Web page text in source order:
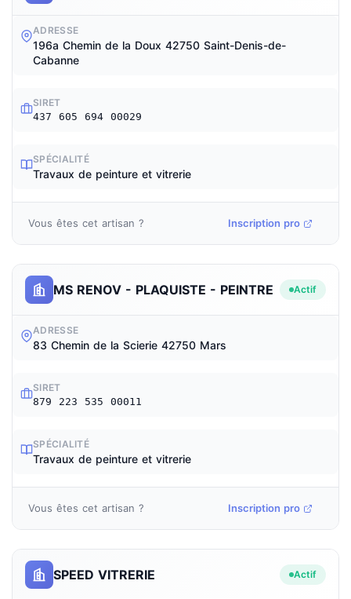
ADRESSE
196a Chemin de la Doux 42750 Saint-Denis-de-
Cabanne
SIRET
437 605 694 00029
SPÉCIALITÉ
Travaux de peinture et vitrerie
Vous êtes cet artisan ? Inscription pro
MS RENOV - PLAQUISTE - PEINTRE Actif
ADRESSE
83 Chemin de la Scierie 42750 Mars
SIRET
879 223 535 00011
SPÉCIALITÉ
Travaux de peinture et vitrerie
Vous êtes cet artisan ? Inscription pro
SPEED VITRERIE Actif